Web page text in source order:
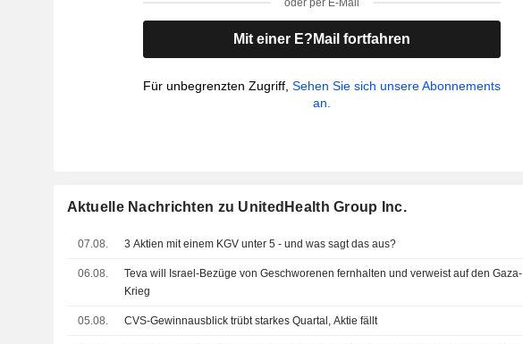
oder per E-Mail
Mit einer E?Mail fortfahren
Für unbegrenzten Zugriff,Sehen Sie sich unsere Abonnements
an.
Aktuelle Nachrichten zu UnitedHealth Group Inc.
07.08. 3 Aktien mit einem KGV unter 5 - und was sagt das aus?
06.08.
Teva will Israel-Bezüge von Geschworenen fernhalten und verweist auf den Gaza-
Krieg
05.08. CVS-Gewinnausblick trübt starkes Quartal, Aktie fällt